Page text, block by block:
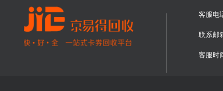
客服电
联系邮
客服时